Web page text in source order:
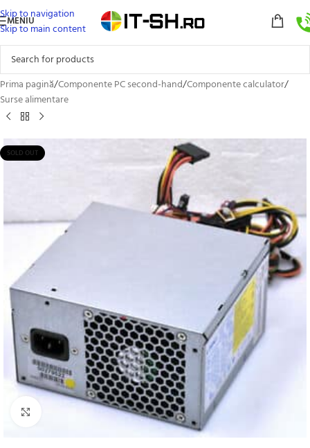
Skip to navigation
Skip to main content
MENIU
Prima pagină/Componente PC second-hand/Componente calculator/
Surse alimentare
SOLD OUT
Click to enlarge